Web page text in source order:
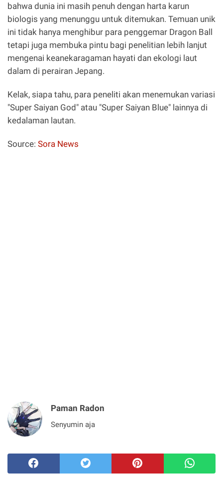
bahwa dunia ini masih penuh dengan harta karun
biologis yang menunggu untuk ditemukan. Temuan unik
ini tidak hanya menghibur para penggemar Dragon Ball
tetapi juga membuka pintu bagi penelitian lebih lanjut
mengenai keanekaragaman hayati dan ekologi laut
dalam di perairan Jepang.
Kelak, siapa tahu, para peneliti akan menemukan variasi
"Super Saiyan God" atau "Super Saiyan Blue" lainnya di
kedalaman lautan.
Source: Sora News
Paman Radon
Senyumin aja